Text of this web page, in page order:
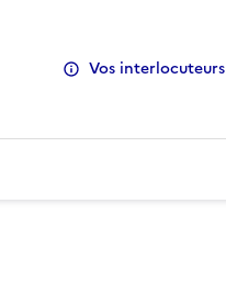
Vos interlocuteurs